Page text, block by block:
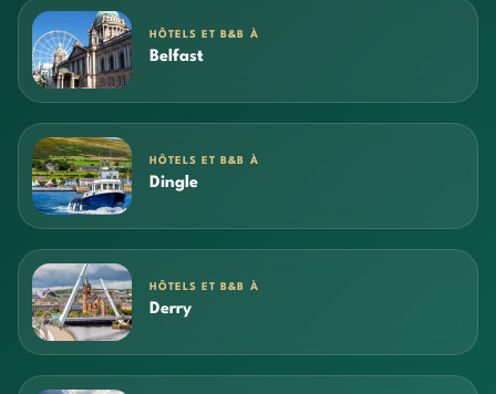
HÔTELS ET B&B À
Belfast
HÔTELS ET B&B À
Dingle
HÔTELS ET B&B À
Derry